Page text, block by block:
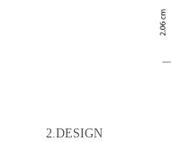
2.DESIGN